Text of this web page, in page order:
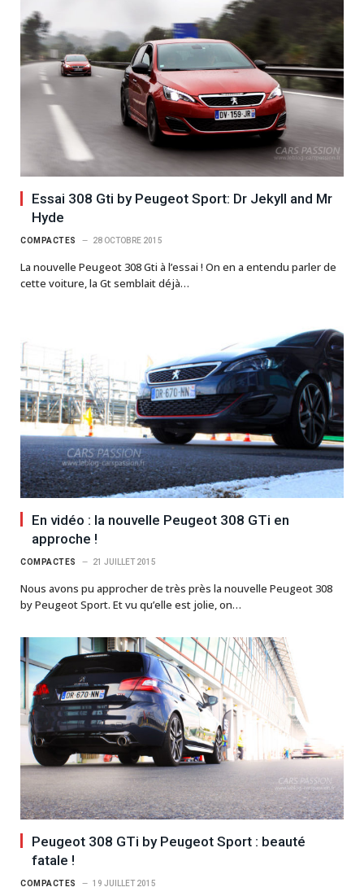
Essai 308 Gti by Peugeot Sport: Dr Jekyll and Mr
Hyde
COMPACTES 28 OCTOBRE 2015
La nouvelle Peugeot 308 Gti à l’essai ! On en a entendu parler de
cette voiture, la Gt semblait déjà…
En vidéo : la nouvelle Peugeot 308 GTi en
approche !
COMPACTES 21 JUILLET 2015
Nous avons pu approcher de très près la nouvelle Peugeot 308
by Peugeot Sport. Et vu qu’elle est jolie, on…
Peugeot 308 GTi by Peugeot Sport : beauté
fatale !
COMPACTES 19 JUILLET 2015